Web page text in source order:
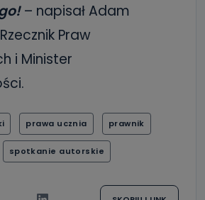
– napisał Adam
Praw
i Minister
prawa ucznia prawnik
spotkanie autorskie